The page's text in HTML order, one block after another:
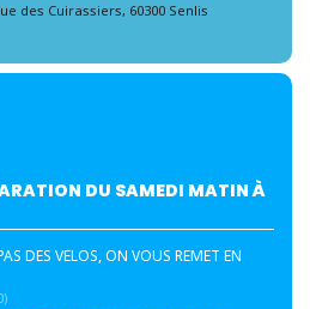
des Cuirassiers, 60300 Senlis
DU SAMEDI MATIN À
DES VELOS, ON VOUS REMET EN